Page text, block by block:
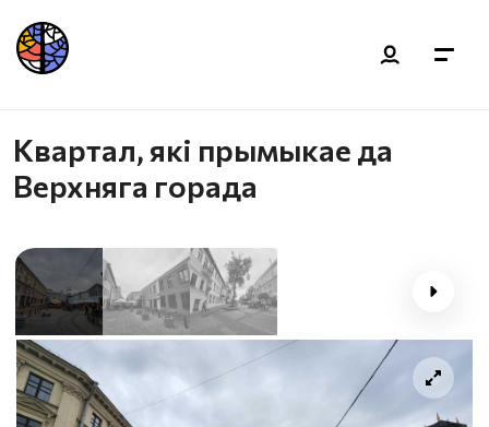
Квартал, які прымыкае да
Верхняга горада